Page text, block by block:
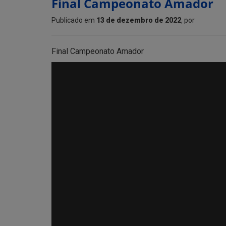
Publicado em 13 de dezembro de 2022, por
Final Campeonato Amador